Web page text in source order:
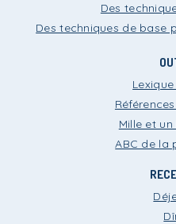
Des
Des techniques de base
Mille et
ABC de la